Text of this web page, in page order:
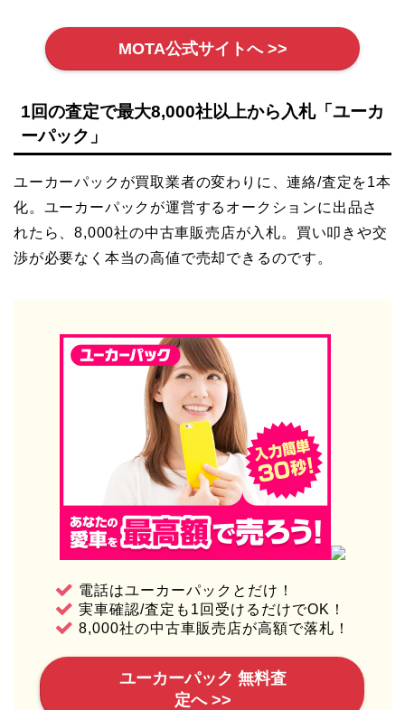
MOTA公式サイトへ >>
1回の査定で最大8,000社以上から入札「ユーカ
ーパック」
ユーカーパックが買取業者の変わりに、連絡/査定を1本
化。ユーカーパックが運営するオークションに出品さ
れたら、8,000社の中古車販売店が入札。買い叩きや交
渉が必要なく本当の高値で売却できるのです。
電話はユーカーパックとだけ！
実車確認/査定も1回受けるだけでOK！
8,000社の中古車販売店が高額で落札！
ユーカーパック 無料査
定へ >>